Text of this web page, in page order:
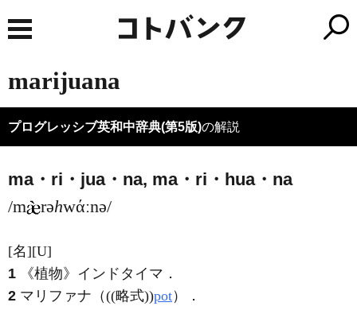
marijuana
プログレッシブ英和中辞典(第5版)の解説
ma・ri・jua・na, ma・ri・hua・na
/m rəhwάːnə/
[名][U]
1
《植物》 インドタイマ ．
2 マリファナ（((略式))pot） ．